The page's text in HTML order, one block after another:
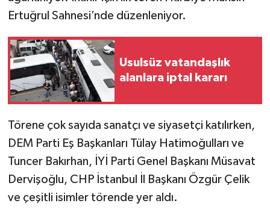
Ertuğrul Sahnesi’nde düzenleniyor.
Usulsüz vatandaşlık
alanlara iptal kararı
Törene çok sayıda sanatçı ve siyasetçi katılırken,
DEM Parti Eş Başkanları Tülay Hatimoğulları ve
Tuncer Bakırhan, İYİ Parti Genel Başkanı Müsavat
Dervişoğlu, CHP İstanbul İl Başkanı Özgür Çelik
ve çeşitli isimler törende yer aldı.